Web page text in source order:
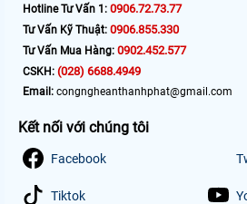
Hotline Tư Vấn 1: 0906.72.73.77
Tư Vấn Kỹ Thuật: 0906.855.330
Tư Vấn Mua Hàng: 0902.452.577
CSKH: (028) 6688.4949
Email: congngheanthanhphat@gmail.com
Kết nối với chúng tôi
Facebook
Tiktok